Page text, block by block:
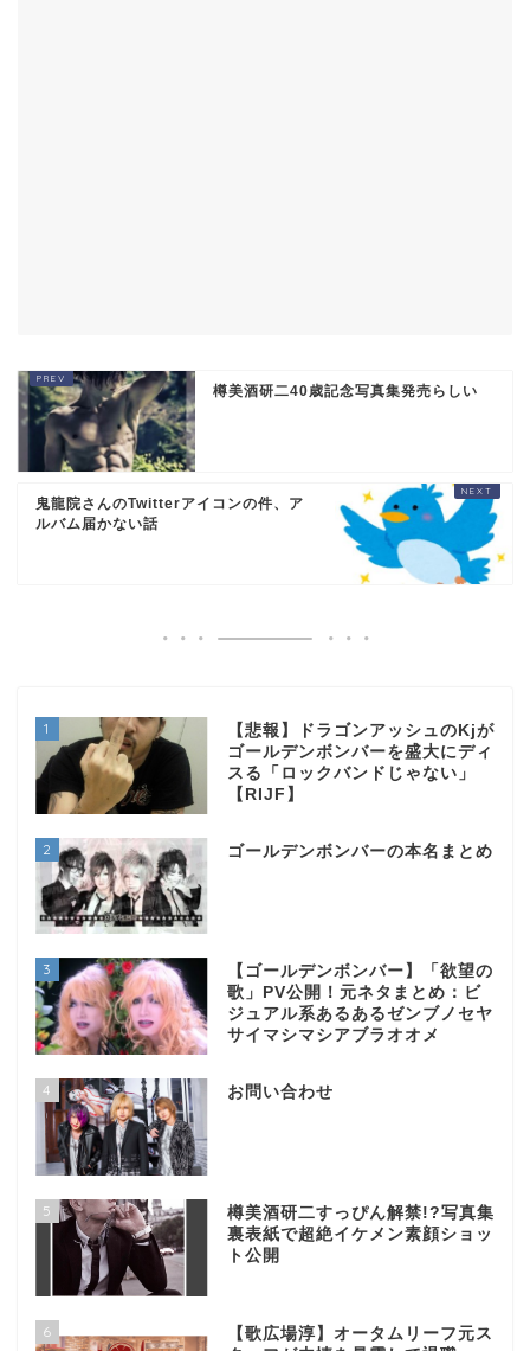
樽美酒研二40歳記念写真集発売らしい
鬼龍院さんのTwitterアイコンの件、ア
ルバム届かない話
1
【悲報】ドラゴンアッシュのKjが
ゴールデンボンバーを盛大にディ
スる「ロックバンドじゃない」
【RIJF】
2 ゴールデンボンバーの本名まとめ
3
【ゴールデンボンバー】「欲望の
歌」PV公開！元ネタまとめ：ビ
ジュアル系あるあるゼンブノセヤ
サイマシマシアブラオオメ
4 お問い合わせ
5
樽美酒研二すっぴん解禁!?写真集
裏表紙で超絶イケメン素顔ショッ
ト公開
6
【歌広場淳】オータムリーフ元ス